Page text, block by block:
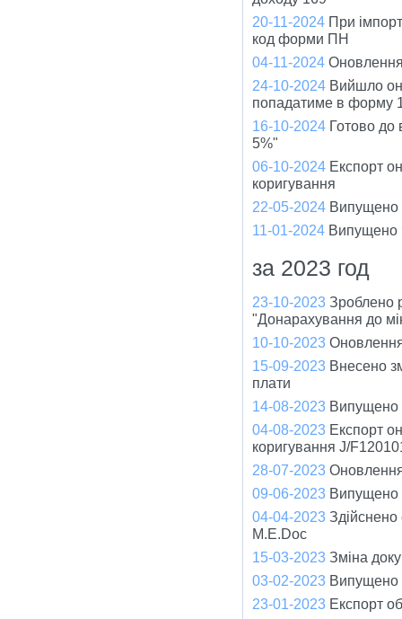
20-11-2024 При
код форми ПН
04-11-2024
24-10-2024 Вийшло
попадатиме в форму
16-10-2024 Готово
5%"
06-10-2024 Експорт
коригування
22-05-2024 Випущено
11-01-2024 Випущено
за 2023 год
23-10-2023 Зроблено
"Донарахування до
10-10-2023
15-09-2023 Внесено
плати
14-08-2023 Випущено
04-08-2023 Експорт
коригування J/
28-07-2023 Оновлення
09-06-2023 Випущено
04-04-2023
M.E.Doc
15-03-2023 Зміна
03-02-2023 Випущено
23-01-2023 Експорт